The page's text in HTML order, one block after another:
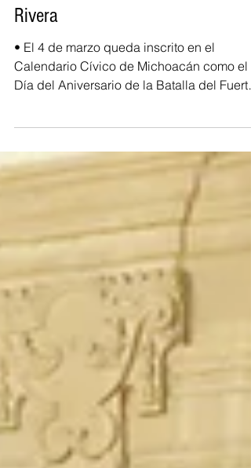
del Oriente del estado: Emma
Rivera
•⁠ ⁠El 4 de marzo queda inscrito en el
Calendario Cívico de Michoacán como el
de Cóporo de 1815. *Morelia, Michoacán, a
5 de agosto de 2026*.- La diputada local y
presidenta de la Comisión de Puntos
Constitucionales, Emma Rivera Camacho,
celebró la aprobación unánime del
mediante el cual el Congreso del Estado
incorporó el 4 de marzo al Calendario
Cívico de Michoacán como el Día del
Aniversario de la Batalla del Fuerte de